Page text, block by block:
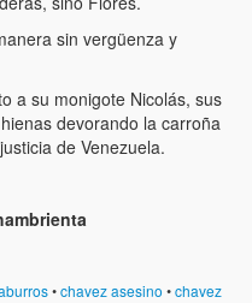
sin vergüenza y
a su monigote Nicolás, sus
devorando la carroña
de Venezuela.
•chavez asesino •chavez